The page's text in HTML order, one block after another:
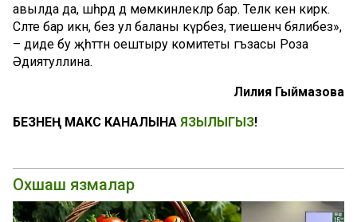
авылда да, шәһәрдә дә мөмкинлекләр бар. Теләк кенә кирәк.
Сәләте бар икән, без ул баланы күрәбез, тиешенчә бәялибез»,
– диде бу җәһәттән оештыру комитеты әгъзасы Роза
Әдиятуллина.
Лилия Гыймазова
БЕЗНЕҢ МАКС КАНАЛЫНА ЯЗЫЛЫГЫЗ!
Охшаш язмалар